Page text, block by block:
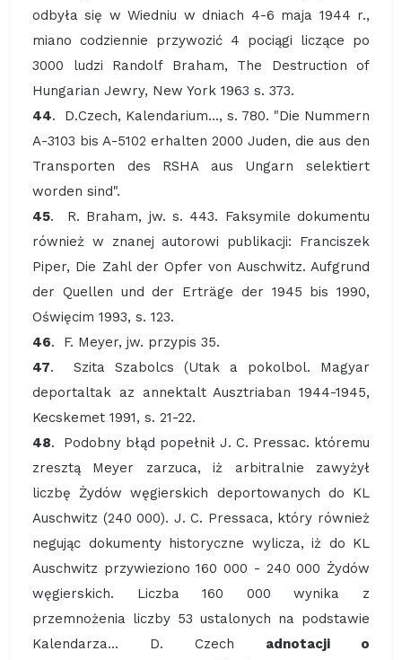
odbyła się w Wiedniu w dniach 4-6 maja 1944 r.,
miano codziennie przywozić 4 pociągi liczące po
3000 ludzi Randolf Braham, The Destruction of
Hungarian Jewry, New York 1963 s. 373.
44. D.Czech, Kalendarium..., s. 780. "Die Nummern
A-3103 bis A-5102 erhalten 2000 Juden, die aus den
Transporten des RSHA aus Ungarn selektiert
worden sind".
45. R. Braham, jw. s. 443. Faksymile dokumentu
również w znanej autorowi publikacji: Franciszek
Piper, Die Zahl der Opfer von Auschwitz. Aufgrund
der Quellen und der Erträge der 1945 bis 1990,
Oświęcim 1993, s. 123.
46. F. Meyer, jw. przypis 35.
47. Szita Szabolcs (Utak a pokolbol. Magyar
deportaltak az annektalt Ausztriaban 1944-1945,
Kecskemet 1991, s. 21-22.
48. Podobny błąd popełnił J. C. Pressac. któremu
zresztą Meyer zarzuca, iż arbitralnie zawyżył
liczbę Żydów węgierskich deportowanych do KL
Auschwitz (240 000). J. C. Pressaca, który również
negując dokumenty historyczne wylicza, iż do KL
Auschwitz przywieziono 160 000 - 240 000 Żydów
węgierskich. Liczba 160 000 wynika z
przemnożenia liczby 53 ustalonych na podstawie
Kalendarza... D. Czech adnotacji o